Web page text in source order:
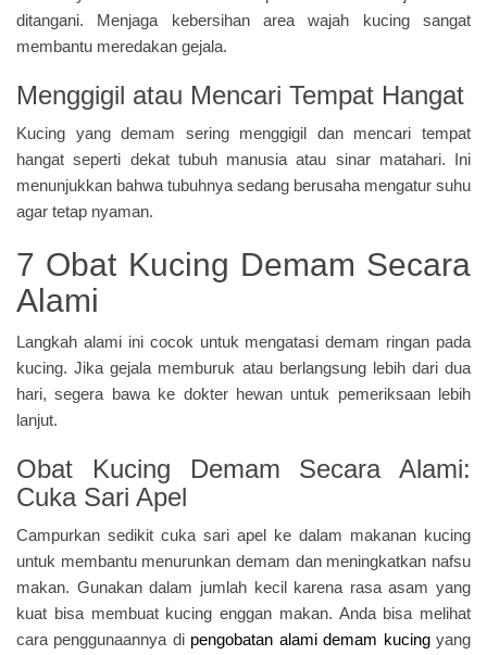
ditangani. Menjaga kebersihan area wajah kucing sangat
membantu meredakan gejala.
Menggigil atau Mencari Tempat Hangat
Kucing yang demam sering menggigil dan mencari tempat
hangat seperti dekat tubuh manusia atau sinar matahari. Ini
menunjukkan bahwa tubuhnya sedang berusaha mengatur suhu
agar tetap nyaman.
7 Obat Kucing Demam Secara
Alami
Langkah alami ini cocok untuk mengatasi demam ringan pada
kucing. Jika gejala memburuk atau berlangsung lebih dari dua
hari, segera bawa ke dokter hewan untuk pemeriksaan lebih
lanjut.
Obat Kucing Demam Secara Alami:
Cuka Sari Apel
Campurkan sedikit cuka sari apel ke dalam makanan kucing
untuk membantu menurunkan demam dan meningkatkan nafsu
makan. Gunakan dalam jumlah kecil karena rasa asam yang
kuat bisa membuat kucing enggan makan. Anda bisa melihat
cara penggunaannya di pengobatan alami demam kucingyang